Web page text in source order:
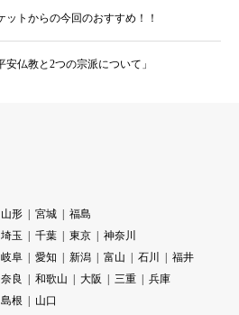
ットからの今回のおすすめ！！
仏教と2つの宗派について」
山形 宮城
福島
埼玉 千葉 東京
神奈川
岐阜 愛知 新潟 富山 石川
福井
奈良 和歌山 大阪 三重
兵庫
島根
山口